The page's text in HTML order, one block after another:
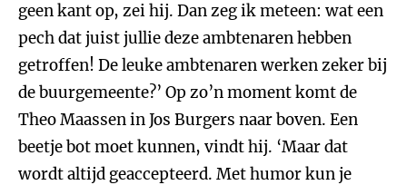
geen kant op, zei hij. Dan zeg ik meteen: wat een
pech dat juist jullie deze ambtenaren hebben
getroffen! De leuke ambtenaren werken zeker bij
de buurgemeente?’ Op zo’n moment komt de
Theo Maassen in Jos Burgers naar boven. Een
beetje bot moet kunnen, vindt hij. ‘Maar dat
wordt altijd geaccepteerd. Met humor kun je